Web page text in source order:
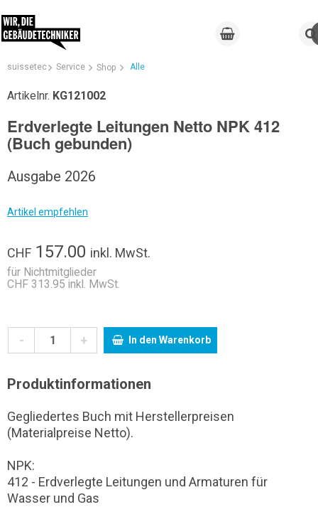
suissetec Service Shop Alle
Artikelnr. KG121002
Erdverlegte Leitungen Netto NPK 412
(Buch gebunden)
Ausgabe 2026
Artikel empfehlen
CHF 157.00 inkl. MwSt.
für Nichtmitglieder
CHF 313.95 inkl. MwSt.
- + In den Warenkorb
Produktinformationen
Gegliedertes Buch mit Herstellerpreisen
(Materialpreise Netto).
NPK:
412 - Erdverlegte Leitungen und Armaturen für
Wasser und Gas